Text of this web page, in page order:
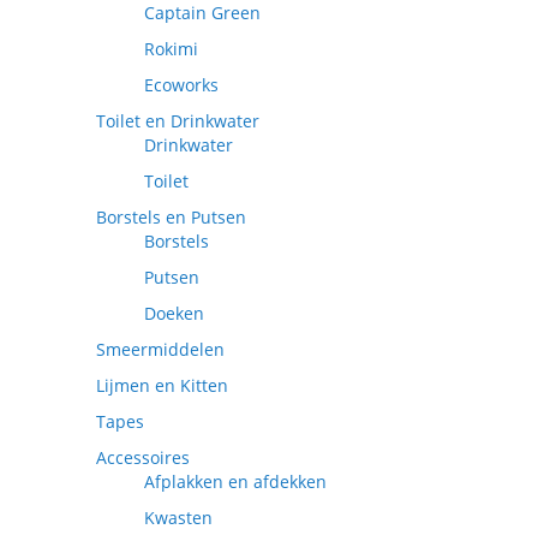
Captain Green
Rokimi
Ecoworks
Toilet en Drinkwater
Drinkwater
Toilet
Borstels en Putsen
Borstels
Putsen
Doeken
Smeermiddelen
Lijmen en Kitten
Tapes
Accessoires
Afplakken en afdekken
Kwasten